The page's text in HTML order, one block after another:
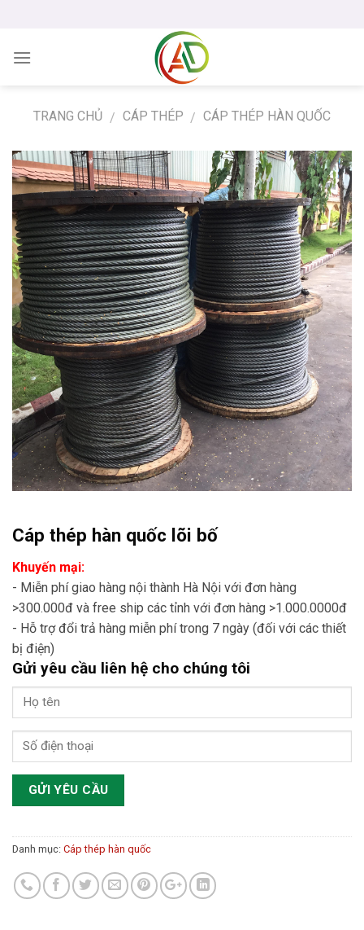
content
TRANG CHỦ / CÁP THÉP / CÁP THÉP HÀN QUỐC
Cáp thép hàn quốc lõi bố
Khuyến mại:
- Miễn phí giao hàng nội thành Hà Nội với đơn hàng
>300.000đ và free ship các tỉnh với đơn hàng >1.000.0000đ
- Hỗ trợ đổi trả hàng miễn phí trong 7 ngày (đối với các thiết
bị điện)
Gửi yêu cầu liên hệ cho chúng tôi
Danh mục: Cáp thép hàn quốc